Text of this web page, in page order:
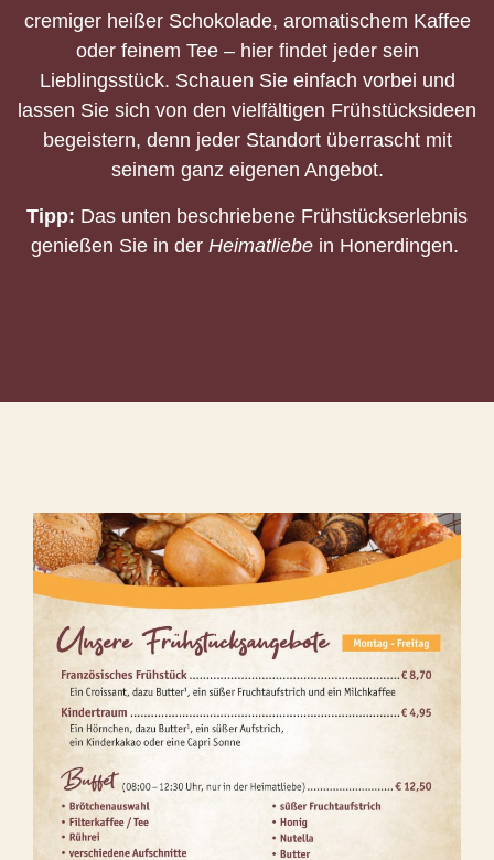
cremiger heißer Schokolade, aromatischem Kaffee
oder feinem Tee – hier findet jeder sein
Lieblingsstück. Schauen Sie einfach vorbei und
lassen Sie sich von den vielfältigen Frühstücksideen
begeistern, denn jeder Standort überrascht mit
seinem ganz eigenen Angebot.
Tipp: Das unten beschriebene Frühstückserlebnis
genießen Sie in der Heimatliebein Honerdingen.